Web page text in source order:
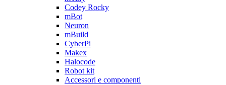
Codey Rocky
mBot
Neuron
mBuild
CyberPi
Makex
Halocode
Robot kit
Accessori e componenti